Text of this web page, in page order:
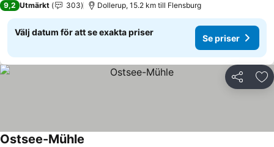
9,2 Utmärkt 303 Dollerup, 15.2 km till Flensburg
Välj datum för att se exakta priser
Se priser
Dela
Ostsee-Mühle